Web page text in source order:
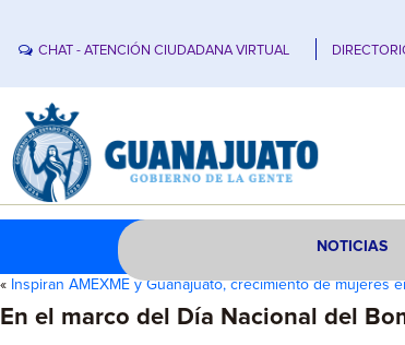
CHAT - ATENCIÓN CIUDADANA VIRTUAL
NOTICIAS
« Inspiran AMEXME y Guanajuato, crecimiento de mujeres
En el marco del Día Nacional del